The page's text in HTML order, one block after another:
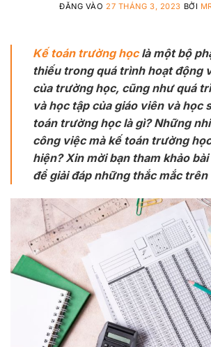
ĐĂNG VÀO 27 THÁNG 3, 2023 BỞI
Kế toán trường họclà một bộ
thiếu trong quá trình hoạt động
của trường học, cũng như quá
và học tập của giáo viên và học
toán trường học là gì? Những
công việc mà kế toán trường
hiện? Xin mời bạn tham khảo
để giải đáp những thắc mắc trên